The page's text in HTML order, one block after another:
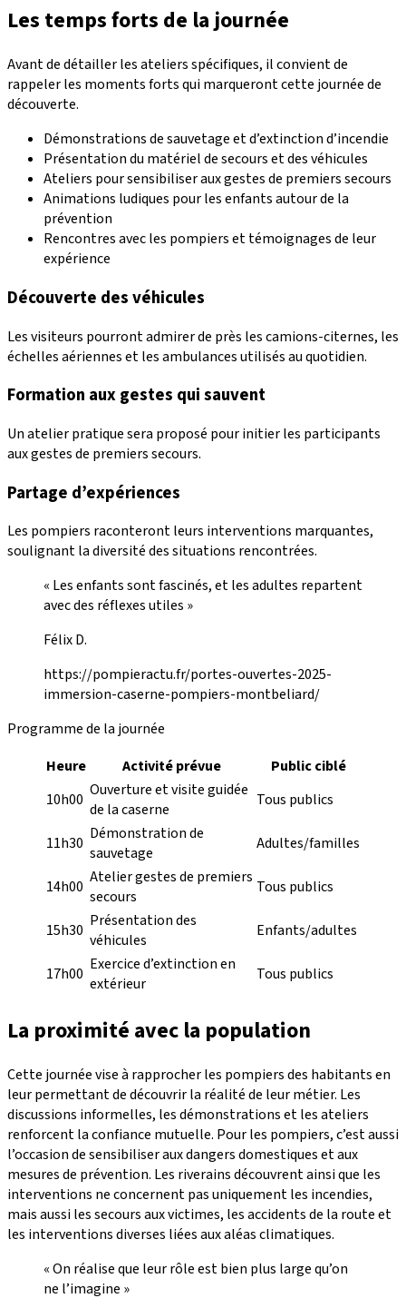
Les temps forts de la journée
Avant de détailler les ateliers spécifiques, il convient de
rappeler les moments forts qui marqueront cette journée de
découverte.
Démonstrations de sauvetage et d’extinction d’incendie
Présentation du matériel de secours et des véhicules
Ateliers pour sensibiliser aux gestes de premiers secours
Animations ludiques pour les enfants autour de la
prévention
Rencontres avec les pompiers et témoignages de leur
expérience
Découverte des véhicules
Les visiteurs pourront admirer de près les camions-citernes, les
échelles aériennes et les ambulances utilisés au quotidien.
Formation aux gestes qui sauvent
Un atelier pratique sera proposé pour initier les participants
aux gestes de premiers secours.
Partage d’expériences
Les pompiers raconteront leurs interventions marquantes,
soulignant la diversité des situations rencontrées.
« Les enfants sont fascinés, et les adultes repartent
avec des réflexes utiles »
Félix D.
https://pompieractu.fr/portes-ouvertes-2025-
immersion-caserne-pompiers-montbeliard/
Programme de la journée
Heure
Activité prévue
Public ciblé
10h00 Ouverture et visite guidée
de la caserne
Tous publics
11h30 Démonstration de
sauvetage
Adultes/familles
14h00 Atelier gestes de premiers
secours
Tous publics
15h30 Présentation des
véhicules
Enfants/adultes
17h00 Exercice d’extinction en
extérieur
Tous publics
La proximité avec la population
Cette journée vise à rapprocher les pompiers des habitants en
leur permettant de découvrir la réalité de leur métier. Les
discussions informelles, les démonstrations et les ateliers
renforcent la confiance mutuelle. Pour les pompiers, c’est aussi
l’occasion de sensibiliser aux dangers domestiques et aux
mesures de prévention. Les riverains découvrent ainsi que les
interventions ne concernent pas uniquement les incendies,
mais aussi les secours aux victimes, les accidents de la route et
les interventions diverses liées aux aléas climatiques.
« On réalise que leur rôle est bien plus large qu’on
ne l’imagine »